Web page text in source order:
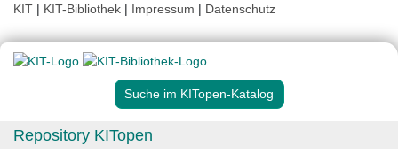
KIT | KIT-Bibliothek | Impressum | Datenschutz
Suche im KITopen-Katalog
Repository KITopen